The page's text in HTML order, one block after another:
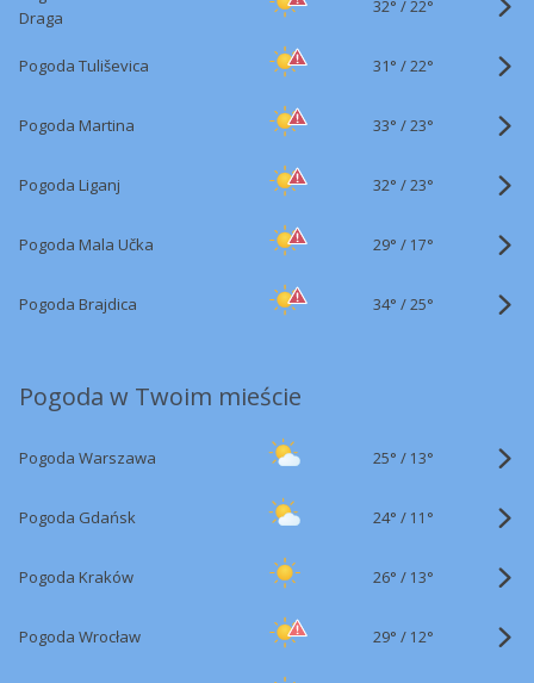
Draga
32° /22°
Pogoda Tuliševica 31° /22°
Pogoda Martina 33° /23°
Pogoda Liganj 32° /23°
Pogoda Mala Učka 29° / 17°
Pogoda Brajdica 34° /25°
Pogoda w Twoim mieście
Pogoda Warszawa 25° / 13°
Pogoda Gdańsk 24° / 11°
Pogoda Kraków 26° / 13°
Pogoda Wrocław 29° / 12°